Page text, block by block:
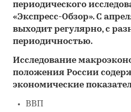
периодического
«Экспресс-Обзор». С
выходит регулярно, с
периодичностью.
Исследование
положения России
экономические
ВВП